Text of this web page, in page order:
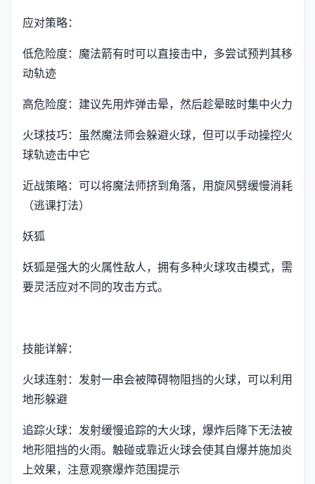
应对策略：
低危险度：魔法箭有时可以直接击中，多尝试预判其移
动轨迹
高危险度：建议先用炸弹击晕，然后趁晕眩时集中火力
火球技巧：虽然魔法师会躲避火球，但可以手动操控火
球轨迹击中它
近战策略：可以将魔法师挤到角落，用旋风劈缓慢消耗
（逃课打法）
妖狐
妖狐是强大的火属性敌人，拥有多种火球攻击模式，需
要灵活应对不同的攻击方式。
技能详解：
火球连射：发射一串会被障碍物阻挡的火球，可以利用
地形躲避
追踪火球：发射缓慢追踪的大火球，爆炸后降下无法被
地形阻挡的火雨。触碰或靠近火球会使其自爆并施加炎
上效果，注意观察爆炸范围提示